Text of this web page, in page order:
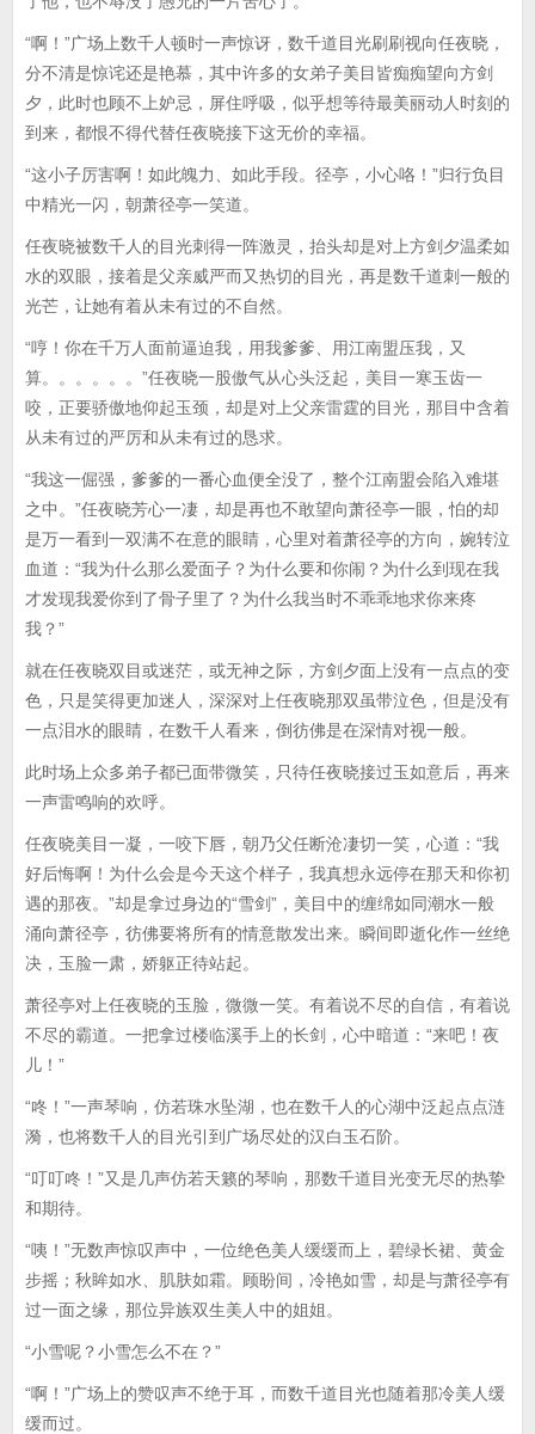
“啊！”广场上数千人顿时一声惊讶，数千道目光刷刷视向任夜晓，
分不清是惊诧还是艳慕，其中许多的女弟子美目皆痴痴望向方剑
夕，此时也顾不上妒忌，屏住呼吸，似乎想等待最美丽动人时刻的
到来，都恨不得代替任夜晓接下这无价的幸福。
“这小子厉害啊！如此魄力、如此手段。径亭，小心咯！”归行负目
中精光一闪，朝萧径亭一笑道。
任夜晓被数千人的目光刺得一阵激灵，抬头却是对上方剑夕温柔如
水的双眼，接着是父亲威严而又热切的目光，再是数千道刺一般的
光芒，让她有着从未有过的不自然。
“哼！你在千万人面前逼迫我，用我爹爹、用江南盟压我，又
算。。。。。。”任夜晓一股傲气从心头泛起，美目一寒玉齿一
咬，正要骄傲地仰起玉颈，却是对上父亲雷霆的目光，那目中含着
从未有过的严厉和从未有过的恳求。
“我这一倔强，爹爹的一番心血便全没了，整个江南盟会陷入难堪
之中。”任夜晓芳心一凄，却是再也不敢望向萧径亭一眼，怕的却
是万一看到一双满不在意的眼睛，心里对着萧径亭的方向，婉转泣
血道：“我为什么那么爱面子？为什么要和你闹？为什么到现在我
才发现我爱你到了骨子里了？为什么我当时不乖乖地求你来疼
我？”
就在任夜晓双目或迷茫，或无神之际，方剑夕面上没有一点点的变
色，只是笑得更加迷人，深深对上任夜晓那双虽带泣色，但是没有
一点泪水的眼睛，在数千人看来，倒彷佛是在深情对视一般。
此时场上众多弟子都已面带微笑，只待任夜晓接过玉如意后，再来
一声雷鸣响的欢呼。
任夜晓美目一凝，一咬下唇，朝乃父任断沧凄切一笑，心道：“我
好后悔啊！为什么会是今天这个样子，我真想永远停在那天和你初
遇的那夜。”却是拿过身边的“雪剑”，美目中的缠绵如同潮水一般
涌向萧径亭，彷佛要将所有的情意散发出来。瞬间即逝化作一丝绝
决，玉脸一肃，娇躯正待站起。
萧径亭对上任夜晓的玉脸，微微一笑。有着说不尽的自信，有着说
不尽的霸道。一把拿过楼临溪手上的长剑，心中暗道：“来吧！夜
儿！”
“咚！”一声琴响，仿若珠水坠湖，也在数千人的心湖中泛起点点涟
漪，也将数千人的目光引到广场尽处的汉白玉石阶。
“叮叮咚！”又是几声仿若天籁的琴响，那数千道目光变无尽的热挚
和期待。
“咦！”无数声惊叹声中，一位绝色美人缓缓而上，碧绿长裙、黄金
步摇；秋眸如水、肌肤如霜。顾盼间，冷艳如雪，却是与萧径亭有
过一面之缘，那位异族双生美人中的姐姐。
“小雪呢？小雪怎么不在？”
“啊！”广场上的赞叹声不绝于耳，而数千道目光也随着那冷美人缓
缓而过。